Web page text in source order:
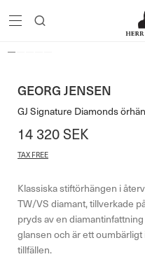
GEORG JENSEN
GJ Signature Diamonds
14 320SEK
TAX FREE
Klassiska stiftörhängen i
TW/VS diamant, tillverkade
pryds av en
glansen och är ett
tillfällen.